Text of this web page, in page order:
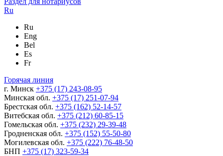
Ru
Ru
Eng
Bel
Es
Fr
Горячая линия
г. Минск +375 (17) 243-08-95
Минская обл. +375 (17) 251-07-94
Брестская обл. +375 (162) 52-14-57
Витебская обл. +375 (212) 60-85-15
Гомельская обл. +375 (232) 29-39-48
Гродненская обл. +375 (152) 55-50-80
Могилевская обл. +375 (222) 76-48-50
БНП +375 (17) 323-59-34